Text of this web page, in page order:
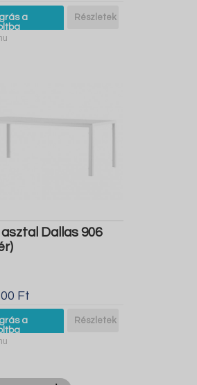
a
Részletek
asztal Dallas 906
Ft
a
Részletek